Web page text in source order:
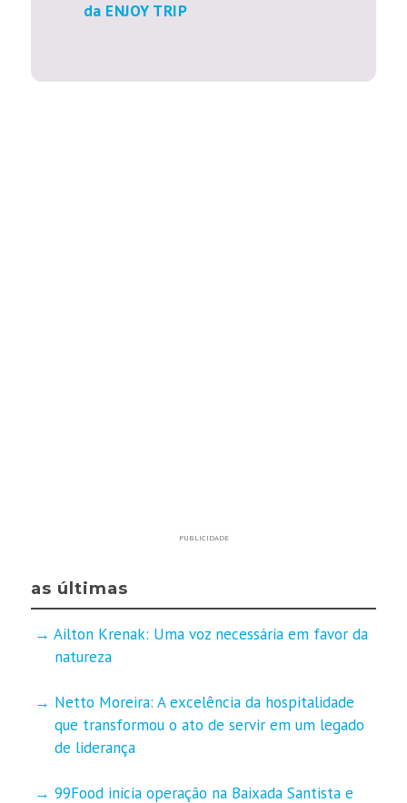
da ENJOY TRIP
PUBLICIDADE
as últimas
Ailton Krenak: Uma voz necessária em favor da
natureza
Netto Moreira: A excelência da hospitalidade
que transformou o ato de servir em um legado
de liderança
99Food inicia operação na Baixada Santista e